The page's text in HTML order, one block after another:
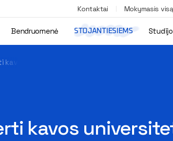
Kontaktai Mokymasis
Bendruomenė STOJANTIESIEMS
kavos universitete?
kavos